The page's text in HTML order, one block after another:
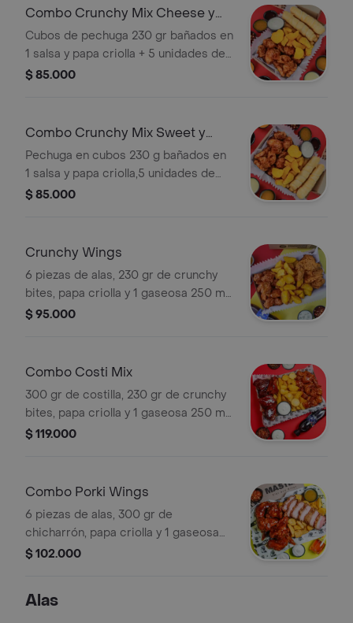
Combo Crunchy Mix Cheese y
Gaseosa
Cubos de pechuga 230 gr bañados en
1 salsa y papa criolla + 5 unidades de
deditos de queso chitaga y mayo de
$ 85.000
Combo Crunchy Mix Sweet y
Gaseosa
Pechuga en cubos 230 g bañados en
1 salsa y papa criolla,5 unidades de
deditos de queso y bocadillo y 1
$ 85.000
Crunchy Wings
6 piezas de alas, 230 gr de crunchy
bites, papa criolla y 1 gaseosa 250 ml
sabor a disponibilidad de la tienda
$ 95.000
Combo Costi Mix
300 gr de costilla, 230 gr de crunchy
bites, papa criolla y 1 gaseosa 250 ml
sabor a disponibilidad de la tienda
$ 119.000
Combo Porki Wings
6 piezas de alas, 300 gr de
chicharrón, papa criolla y 1 gaseosa
250 ml sabor a disponibilidad de la
$ 102.000
Alas